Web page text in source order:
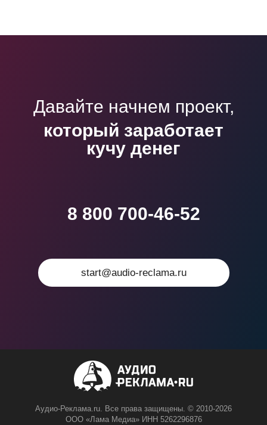
Давайте начнем проект,
который заработает
кучу денег
8 800 700-46-52
start@audio-reclama.ru
Аудио-Реклама.ru. Все права защищены. © 2010-2026
ООО «Лама Медиа» ИНН 5262296876